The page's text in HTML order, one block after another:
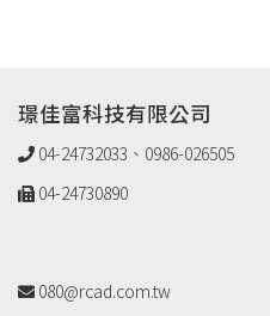
璟佳富科技有限公司
04-24732033、0986-026505
04-24730890
080@rcad.com.tw